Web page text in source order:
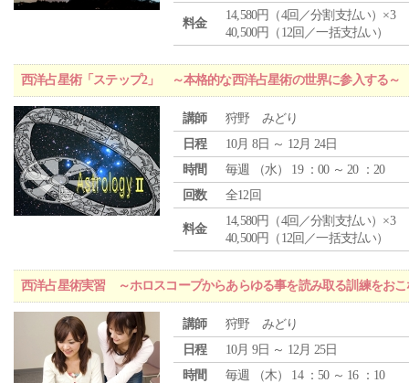
料金
14,580円（4回／分割支払い）×3
40,500円（12回／一括支払い）
西洋占星術「ステップ2」 ～本格的な西洋占星術の世界に参入する～
講師
狩野 みどり
日程
10月 8日 ～ 12月 24日
時間
毎週 （水） 19 ：00 ～ 20 ：20
回数
全12回
料金
14,580円（4回／分割支払い）×3
40,500円（12回／一括支払い）
西洋占星術実習 ～ホロスコープからあらゆる事を読み取る訓練をおこ
講師
狩野 みどり
日程
10月 9日 ～ 12月 25日
時間
毎週 （木） 14 ：50 ～ 16 ：10